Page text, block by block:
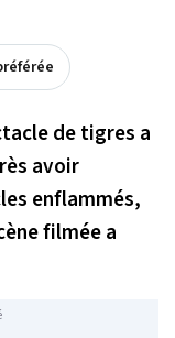
de tigres a
avoir
enflammés,
filmée a